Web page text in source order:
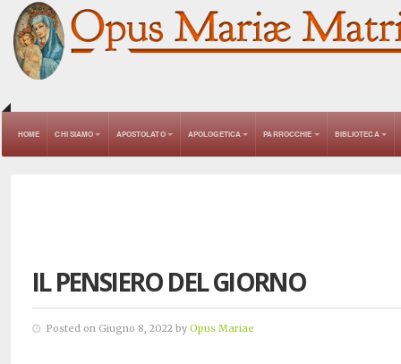
HOME CHI SIAMO APOSTOLATO APOLOGETICA PARROCCHIE BIBLIOTECA
IL PENSIERO DEL GIORNO
Posted on Giugno 8, 2022 by Opus Mariae